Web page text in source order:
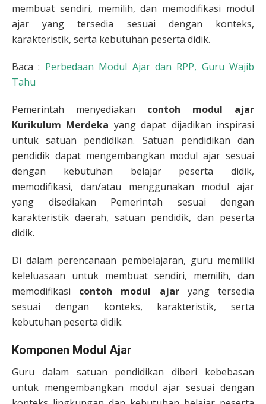
membuat sendiri, memilih, dan memodifikasi modul
ajar yang tersedia sesuai dengan konteks,
karakteristik, serta kebutuhan peserta didik.
Baca : Perbedaan Modul Ajar dan RPP, Guru Wajib
Tahu
Pemerintah menyediakan contoh
modul ajar
Kurikulum Merdeka yang dapat dijadikan inspirasi
untuk satuan pendidikan. Satuan pendidikan dan
pendidik dapat mengembangkan modul ajar sesuai
dengan kebutuhan belajar peserta didik,
memodifikasi, dan/atau menggunakan modul ajar
yang disediakan Pemerintah sesuai dengan
karakteristik daerah, satuan pendidik, dan peserta
didik.
Di dalam perencanaan pembelajaran, guru memiliki
keleluasaan untuk membuat sendiri, memilih, dan
memodifikasi contoh modul ajaryang tersedia
sesuai dengan konteks, karakteristik, serta
kebutuhan peserta didik.
Komponen Modul Ajar
Guru dalam satuan pendidikan diberi kebebasan
untuk mengembangkan modul ajar sesuai dengan